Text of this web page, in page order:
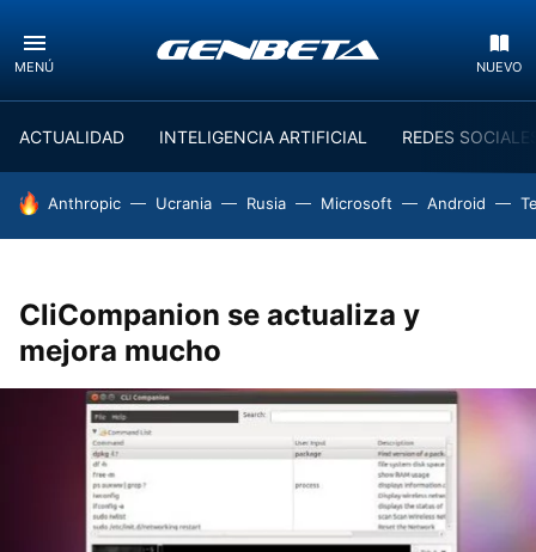
MENÚ NUEVO
ACTUALIDAD INTELIGENCIA ARTIFICIAL REDES
HOY SE HABLA DE
Anthropic Ucrania Rusia Microsoft Android
CliCompanion se actualiza y
mejora mucho